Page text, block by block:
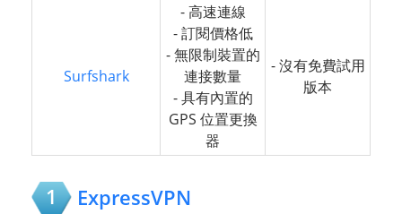
Surfshark
- 高速連線
- 訂閱價格低
- 無限制裝置的
連接數量
- 具有內置的
GPS 位置更換
器
- 沒有免費試用
版本
1 ExpressVPN